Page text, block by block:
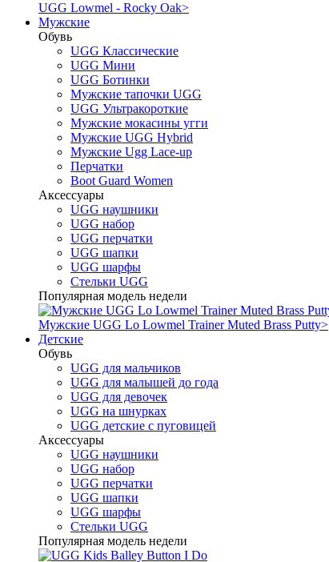
UGG Lowmel - Rocky Oak>
Мужские
Обувь
UGG Классические
UGG Мини
UGG Ботинки
Мужские тапочки UGG
UGG Ультракороткие
Мужские мокасины угги
Мужские UGG Hybrid
Мужские Ugg Lace-up
Перчатки
Boot Guard Women
Аксессуары
UGG наушники
UGG набор
UGG перчатки
UGG шапки
UGG шарфы
Стельки UGG
Популярная модель недели
Мужские UGG Lo Lowmel Trainer Muted Brass Putty>
Детские
Обувь
UGG для мальчиков
UGG для малышей до года
UGG для девочек
UGG на шнурках
UGG детские с пуговицей
Аксессуары
UGG наушники
UGG набор
UGG перчатки
UGG шапки
UGG шарфы
Стельки UGG
Популярная модель недели